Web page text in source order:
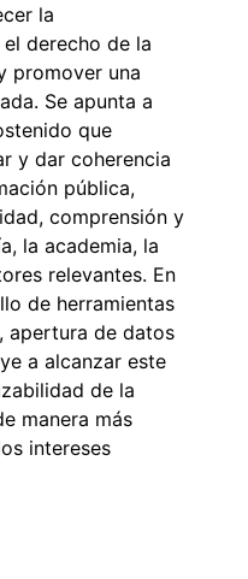
la
derecho de la
promover una
Se apunta a
que
y dar coherencia
pública,
comprensión y
la academia, la
relevantes. En
de herramientas
apertura de datos
a alcanzar este
de la
manera más
intereses